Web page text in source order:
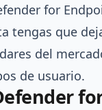
for
tengas que
del
de usuario.